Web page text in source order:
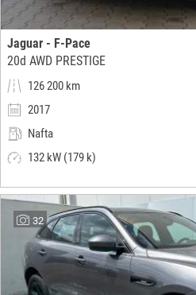
Jaguar - F-Pace
20d AWD PRESTIGE
126 200 km
2017
Nafta
132 kW (179 k)
32